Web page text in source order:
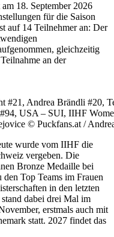
18. September 2026
für die Saison
auf 14 Teilnehmer an: Der
gleichzeitig
an der
Andrea Brändli #20,
USA – SUI, IIHF
© Puckfans.at /
wurde vom IIHF die
vergeben. Die
Bronze Medaille bei
Top Teams im Frauen
in den letzten
dabei drei Mal im
erstmals auch mit
statt. 2027 findet das